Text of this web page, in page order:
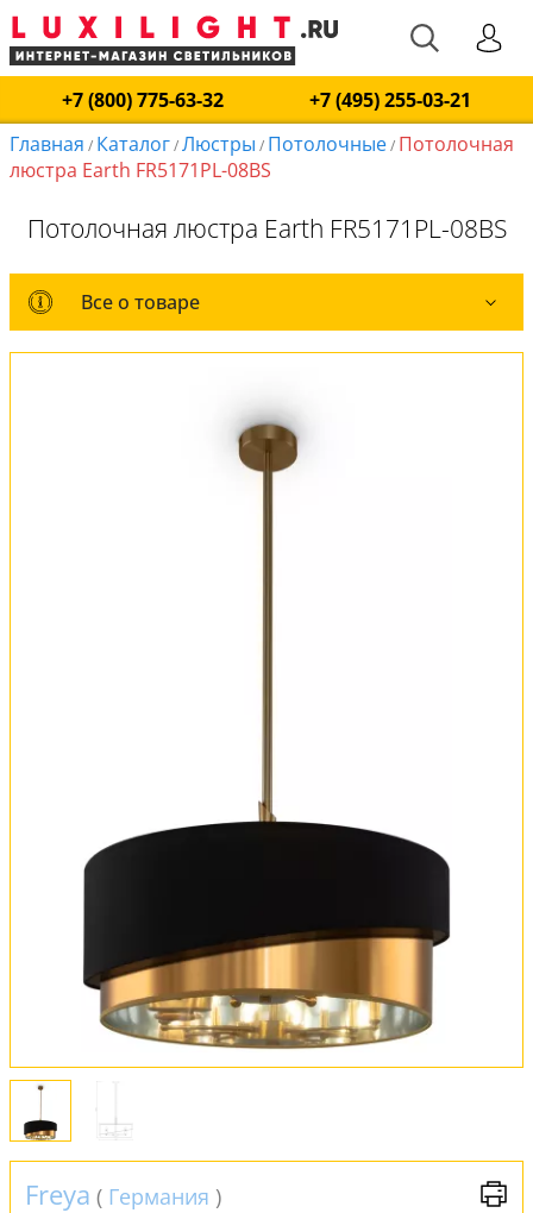
+7 (800) 775-63-32
+7 (495) 255-03-21
Главная / Каталог/Люстры / Потолочные/ Потолочная
люстра Earth FR5171PL-08BS
Потолочная люстра Earth FR5171PL-08BS
Все о товаре
Все о товаре
Комплект лампочек
Freya ( Германия )